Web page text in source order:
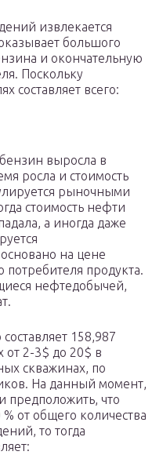
извлекается
большого
и окончательную
Поскольку
составляет всего:
выросла в
росла и стоимость
рыночными
стоимость нефти
а иногда даже
на цене
продукта.
нефтедобычей,
158,987
от 2-3$ до 20$ в
скважинах, по
На данный момент,
предположить, что
от общего количества
то тогда